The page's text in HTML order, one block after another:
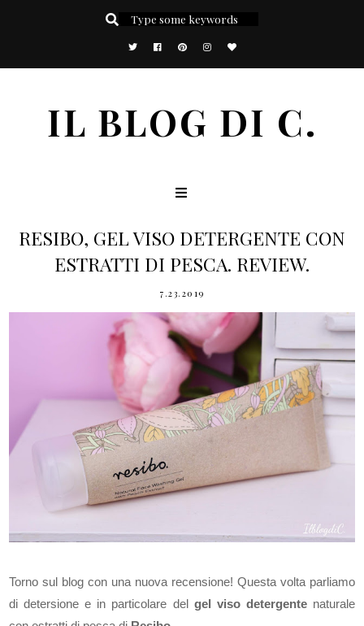
IL BLOG DI C.
RESIBO, GEL VISO DETERGENTE CON
ESTRATTI DI PESCA. REVIEW.
7.23.2019
Torno sul blog con una nuova recensione! Questa volta parliamo
di detersione e in particolare del gel viso detergentenaturale